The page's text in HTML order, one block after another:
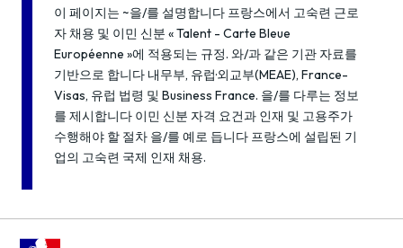
이 페이지는 ~을/를 설명합니다 프랑스에서 고숙련 근로
자 채용 및 이민 신분 « Talent - Carte Bleue
Européenne »에 적용되는 규정. 와/과 같은 기관 자료를
기반으로 합니다 내무부, 유럽·외교부(MEAE), France-
Visas, 유럽 법령 및 Business France. 을/를 다루는 정보
를 제시합니다 이민 신분 자격 요건과 인재 및 고용주가
수행해야 할 절차 을/를 예로 듭니다 프랑스에 설립된 기
업의 고숙련 국제 인재 채용.